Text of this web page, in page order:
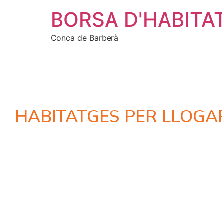
BORSA
Conca de Barberà
HABITATGES PER